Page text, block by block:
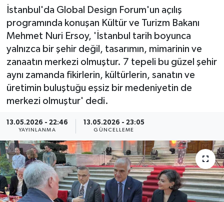
İstanbul'da Global Design Forum'un açılış
programında konuşan Kültür ve Turizm Bakanı
Mehmet Nuri Ersoy, 'İstanbul tarih boyunca
yalnızca bir şehir değil, tasarımın, mimarinin ve
zanaatın merkezi olmuştur. 7 tepeli bu güzel şehir
aynı zamanda fikirlerin, kültürlerin, sanatın ve
üretimin buluştuğu eşsiz bir medeniyetin de
merkezi olmuştur' dedi.
13.05.2026 - 22:46
YAYINLANMA
13.05.2026 - 23:05
GÜNCELLEME
Canlı Maç
ÇEVRE
Dış Haberler
Dünya
EKONOMİ
English News
Finans